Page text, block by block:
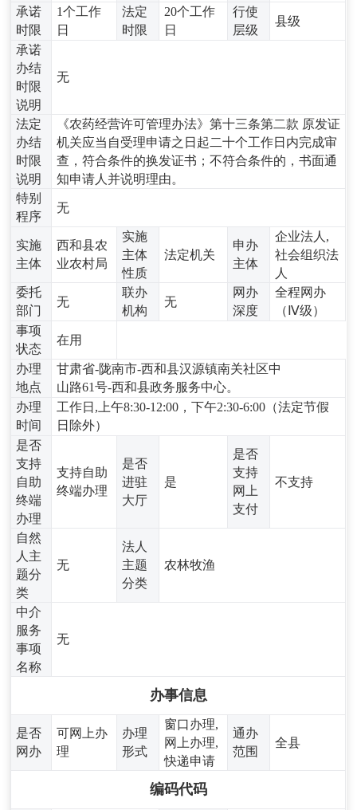
承诺
时限
1个工作
日
法定
时限
20个工作
日
行使
层级
县级
承诺
办结
时限
说明
无
法定
办结
时限
说明
《农药经营许可管理办法》第十三条第二款 原发证
机关应当自受理申请之日起二十个工作日内完成审
查，符合条件的换发证书；不符合条件的，书面通
知申请人并说明理由。
特别
程序
无
实施
主体
西和县农
业农村局
实施
主体
性质
法定机关
申办
主体
企业法人,
社会组织法
人
委托
部门
无
联办
机构
无
网办
深度
全程网办
（Ⅳ级）
事项
状态
在用
办理
地点
甘肃省-陇南市-西和县汉源镇南关社区中
山路61号-西和县政务服务中心。
办理
时间
工作日,上午8:30-12:00，下午2:30-6:00（法定节假
日除外）
是否
支持
自助
终端
办理
支持自助
终端办理
是否
进驻
大厅
是
是否
支持
网上
支付
不支持
自然
人主
题分
类
无
法人
主题
分类
农林牧渔
中介
服务
事项
名称
无
办事信息
是否
网办
可网上办
理
办理
形式
窗口办理,
网上办理,
快递申请
通办
范围
全县
编码代码